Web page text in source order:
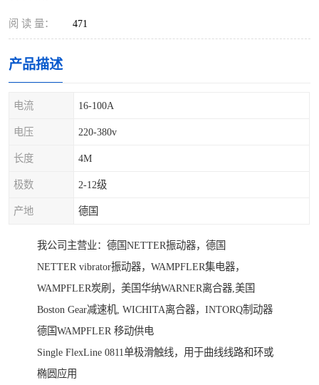
阅 读 量： 471
产品描述
电流 16-100A
电压 220-380v
长度 4M
极数 2-12级
产地 德国
我公司主营业：德国NETTER振动器，德国
NETTER vibrator振动器，WAMPFLER集电器，
WAMPFLER炭刷，美国华纳WARNER离合器,美国
Boston Gear减速机, WICHITA离合器，INTORQ制动器
德国WAMPFLER 移动供电
Single FlexLine 0811单极滑触线，用于曲线线路和环或
椭圆应用